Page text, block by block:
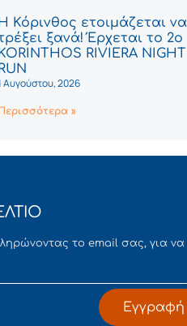
Η Κόρινθος ετοιμάζεται να
ξανά! Έρχεται το 2ο
KORINTHOS RIVIERA NIGHT
RUN
Αυγούστου, 2026
»
το email σας, για να
Εγγραφή